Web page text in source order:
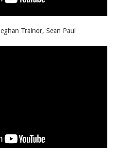
Trainor, Sean Paul